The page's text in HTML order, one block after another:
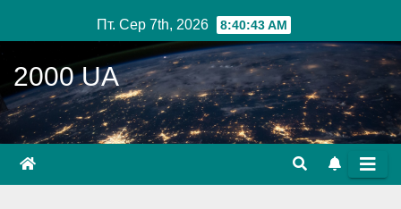
до
вмісту
Пт. Сер 7th, 2026 8:40:45 AM
2000 UA